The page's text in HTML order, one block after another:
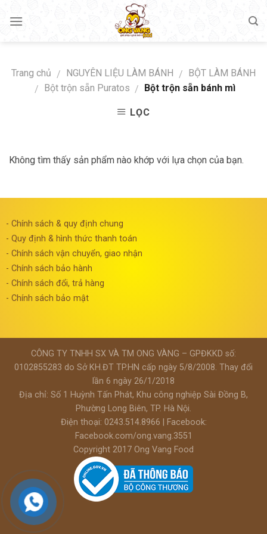
Trang chủ / NGUYÊN LIỆU LÀM BÁNH / BỘT LÀM BÁNH
/ Bột trộn sẵn Puratos / Bột trộn sẵn bánh mì
LỌC
Không tìm thấy sản phẩm nào khớp với lựa chọn của bạn.
- Chính sách & quy định chung
- Quy định & hình thức thanh toán
- Chính sách vận chuyển, giao nhận
- Chính sách bảo hành
- Chính sách đổi, trả hàng
- Chính sách bảo mật
CÔNG TY TNHH SX VÀ TM ONG VÀNG – GPĐKKD số:
0102855283 do Sở KH.ĐT TP.HN cấp ngày 5/8/2008. Thay đổi
lần 6 ngày 26/1/2018
Địa chỉ: Số 1 Huỳnh Tấn Phát, Khu công nghiệp Sài Đồng B,
Phường Long Biên, TP. Hà Nội.
Điện thoại: 0243.514.8966 | Facebook:
Facebook.com/ong.vang.3551
Copyright 2017 Ong Vang Food